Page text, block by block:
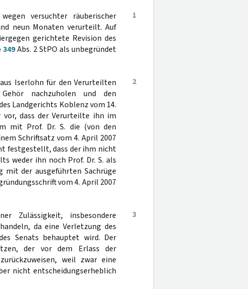
1
versuchter räuberischer
neun Monaten verurteilt. Auf
gerichtete Revision des
349Abs. 2 StPO als unbegründet
2
Iserlohn für den Verurteilten
nachzuholen und den
Landgerichts Koblenz vom 14.
vor, dass der Verurteilte ihn im
mit Prof. Dr. S. die (von den
Schriftsatz vom 4. April 2007
festgestellt, dass der ihm nicht
weder ihn noch Prof. Dr. S. als
mit der ausgeführten Sachrüge
vom 4. April 2007
3
Zulässigkeit, insbesondere
da eine Verletzung des
Senats behauptet wird. Der
der vor dem Erlass der
weil zwar eine
nicht entscheidungserheblich